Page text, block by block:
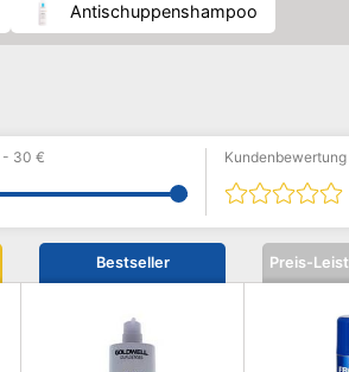
Antischuppenshampoo
- 30 € Kundenbewertung
Bestseller Preis-